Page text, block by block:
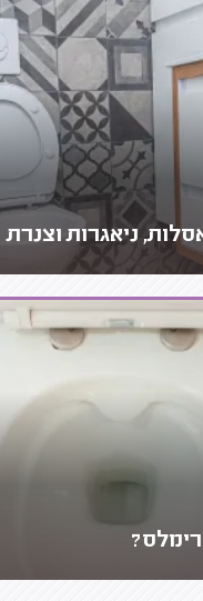
ניאגרות וצנרת